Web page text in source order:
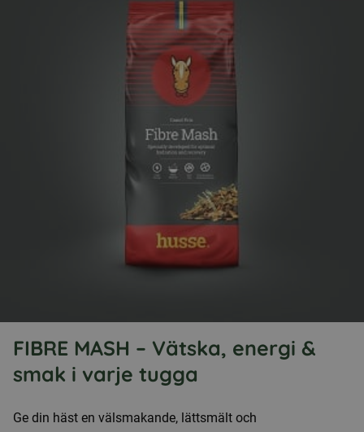
FIBRE MASH – Vätska, energi &
smak i varje tugga
Ge din häst en välsmakande, lättsmält och